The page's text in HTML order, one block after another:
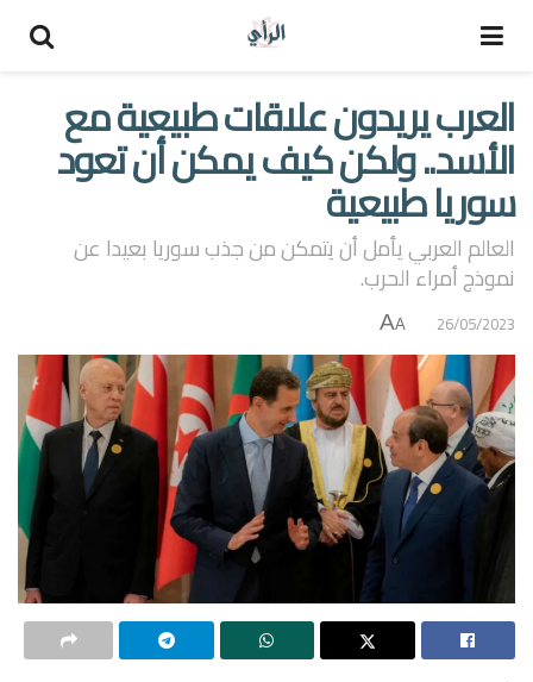
العرب يريدون علاقات طبيعية مع
الأسد.. ولكن كيف يمكن أن تعود
سوريا طبيعية
العالم العربي يأمل أن يتمكن من جذب سوريا بعيدا عن
نموذج أمراء الحرب.
26/05/2023
A
A